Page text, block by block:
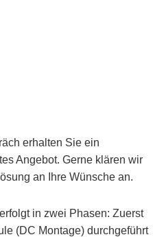
erhalten Sie ein
Angebot. Gerne klären wir
an Ihre Wünsche an.
in zwei Phasen: Zuerst
(DC Montage) durchgeführt